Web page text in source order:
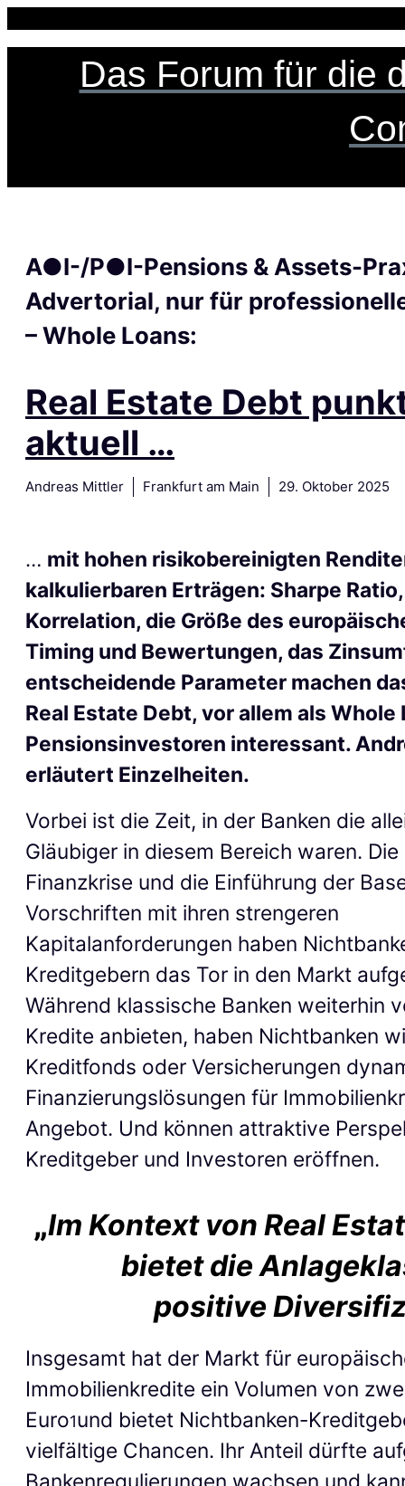
Das Forum für die
A●I-/P●I-Pensions & Assets-
Advertorial, nur für
– Whole Loans:
Real Estate Debt
aktuell …
Andreas Mittler Frankfurt am Main 29. Oktober 2025
… mit hohen risikobereinigten
kalkulierbaren Erträgen: Sharpe
Korrelation, die Größe des
Timing und Bewertungen, das
entscheidende Parameter machen
Real Estate Debt, vor allem als Whole
Pensionsinvestoren interessant.
erläutert Einzelheiten.
Vorbei ist die Zeit, in der Banken die
Gläubiger in diesem Bereich waren.
Finanzkrise und die Einführung der
Vorschriften mit ihren strengeren
Kapitalanforderungen haben
Kreditgebern das Tor in den Markt
Während klassische Banken weiterhin
Kredite anbieten, haben Nichtbanken
Kreditfonds oder Versicherungen
Finanzierungslösungen für
Angebot. Und können attraktive
Kreditgeber und Investoren eröffnen.
„Im Kontext von Real
bietet die
positive
Insgesamt hat der Markt für
Immobilienkredite ein Volumen von
Euro1und bietet Nichtbanken-
vielfältige Chancen. Ihr Anteil dürfte